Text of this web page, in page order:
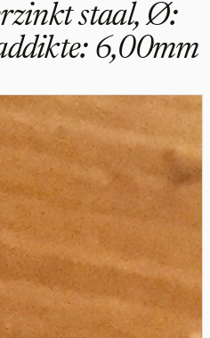
staal, Ø:
6,00mm